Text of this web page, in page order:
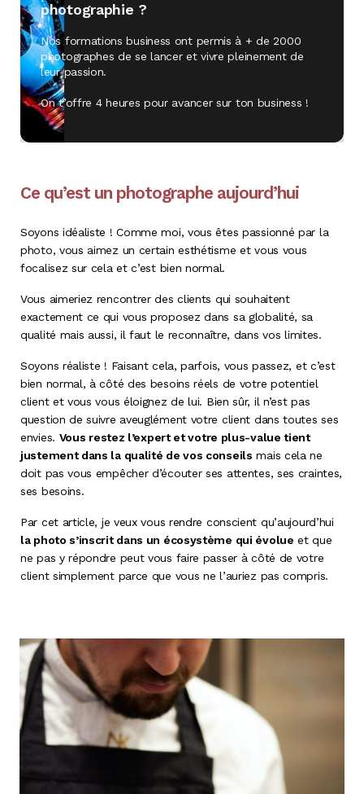
photographie ?
Nos formations business ont permis à + de 2000
photographes de se lancer et vivre pleinement de
leur passion.
On t’offre 4 heures pour avancer sur ton business !
Ce qu’est un photographe aujourd’hui
Soyons idéaliste ! Comme moi, vous êtes passionné par la
photo, vous aimez un certain esthétisme et vous vous
focalisez sur cela et c’est bien normal.
Vous aimeriez rencontrer des clients qui souhaitent
exactement ce qui vous proposez dans sa globalité, sa
qualité mais aussi, il faut le reconnaître, dans vos limites.
Soyons réaliste ! Faisant cela, parfois, vous passez, et c’est
bien normal, à côté des besoins réels de votre potentiel
client et vous vous éloignez de lui. Bien sûr, il n’est pas
question de suivre aveuglément votre client dans toutes ses
envies. Vous restez l’expert et votre plus-value tient
justement dans la qualité de vos conseils mais cela ne
doit pas vous empêcher d’écouter ses attentes, ses craintes,
ses besoins.
Par cet article, je veux vous rendre conscient qu’aujourd’hui
la photo s’inscrit dans un écosystème qui évolue et que
ne pas y répondre peut vous faire passer à côté de votre
client simplement parce que vous ne l’auriez pas compris.